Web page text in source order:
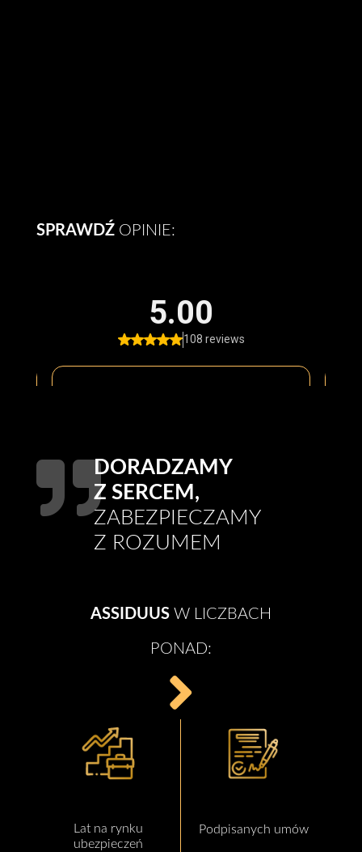
SPRAWDŹOPINIE:
DORADZAMY
Z SERCEM,
ZABEZPIECZAMY
Z ROZUMEM
ASSIDUUSW LICZBACH
PONAD:

Lat na rynku
ubezpieczeń
Podpisanych umów